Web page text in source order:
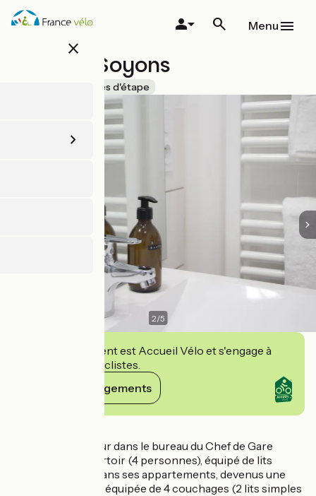
Aller
au
close
Menu
La Gare Soyons
Gîtes d'étape
2/5
Cet établissement est Accueil Vélo et s'engage à
accueillir des cyclistes.
Voir ses engagements
Profitez d’un séjour dans le bureau du Chef de Gare
transformé en dortoir (4 personnes), équipé de lits
superposés. Ou dans ses appartements, devenus une
chambre familiale équipée de 4 couchages (2 lits simples